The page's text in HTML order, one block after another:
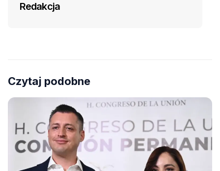
Redakcja
Czytaj podobne